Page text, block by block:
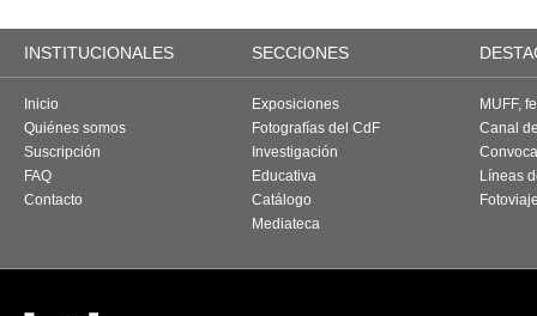
INSTITUCIONALES SECCIONES
Inicio
Quiénes somos
Suscripción
FAQ
Contacto
Exposiciones
Fotografías del CdF
Investigación
Educativa
Catálogo
Mediateca
MUFF,
Canal
Líneas